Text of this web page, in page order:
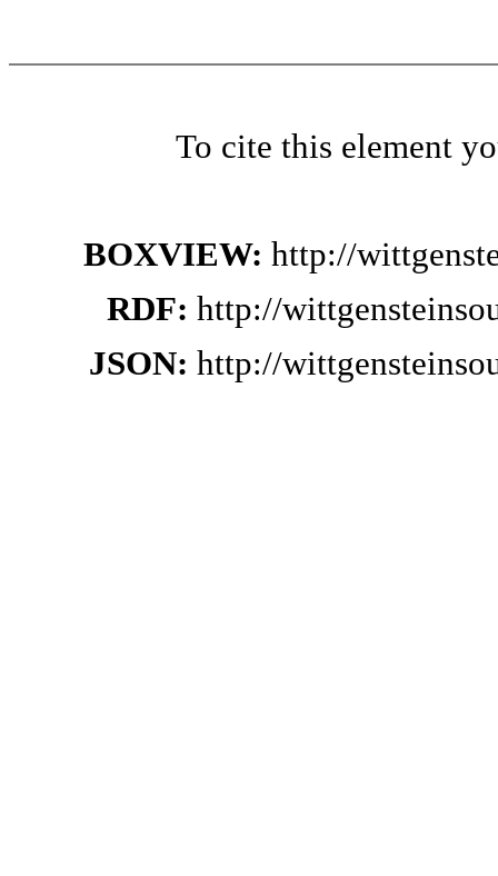
To cite this element
BOXVIEW: http://
RDF: http://
JSON: http://